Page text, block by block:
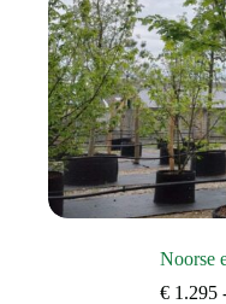
Noorse
€1.295